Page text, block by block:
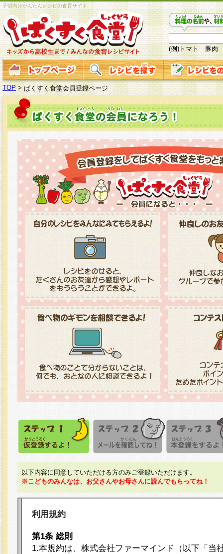
子供向けかんたんレシピの食育サイト
(例)トマト 豚肉
TOP > ぱくすく食堂会員登録ページ
以下内容に同意していただける方のみご登録いただけます。
※こどものみんなは、お父さんやお母さんに読んでもらってね！
利用規約
第1条 総則
1.本規約は、株式会社ファーマインド（以下「当